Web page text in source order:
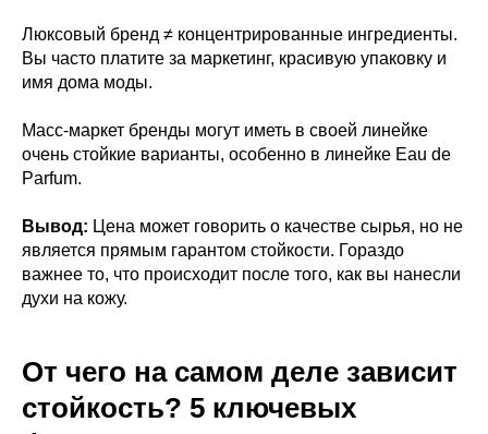
Люксовый бренд ≠ концентрированные ингредиенты.
Вы часто платите за маркетинг, красивую упаковку и
имя дома моды.
Масс-маркет бренды могут иметь в своей линейке
очень стойкие варианты, особенно в линейке Eau de
Parfum.
Вывод: Цена может говорить о качестве сырья, но не
является прямым гарантом стойкости. Гораздо
важнее то, что происходит после того, как вы нанесли
духи на кожу.
От чего на самом деле зависит
стойкость? 5 ключевых